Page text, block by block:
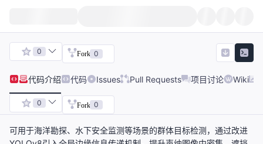
0 Fork 0
代码介绍 代码 Issues Pull Requests 项目讨论 Wiki
0 Fork 0
可用于海洋勘探、水下安全监测等场景的群体目标检测，通过改进